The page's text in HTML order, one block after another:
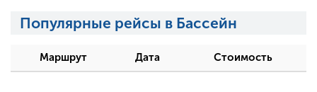
Популярные рейсы в Бассейн
Маршрут Дата Стоимость